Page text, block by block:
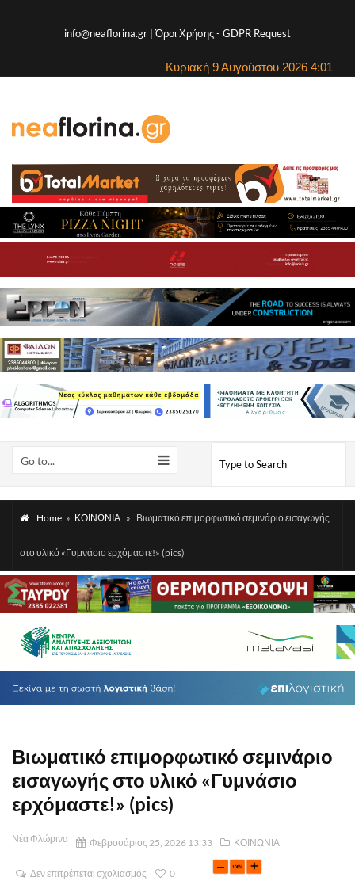
info@neaflorina.gr |Όροι Χρήσης- GDPR Request
Κυριακή 9 Αυγούστου 2026 4:01
Go to...
Home » ΚΟΙΝΩΝΙΑ » Βιωματικό επιμορφωτικό σεμινάριο εισαγωγής
στο υλικό «Γυμνάσιο ερχόμαστε!» (pics)
Βιωματικό επιμορφωτικό σεμινάριο
εισαγωγής στο υλικό «Γυμνάσιο
ερχόμαστε!» (pics)
Νέα Φλώρινα Φεβρουάριος 25, 2026 13:33 ΚΟΙΝΩΝΙΑ
Δεν επιτρέπεται σχολιασμός 0